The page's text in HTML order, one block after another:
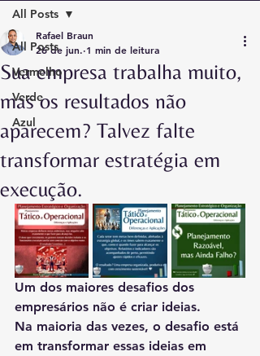
All Posts
Vermelho
Verde
Azul
All Posts
Sua empresa trabalha muito,
mas os resultados não
aparecem? Talvez falte
transformar estratégia em
execução.
Rafael Braun
26 de jun. 1 min de leitura
Um dos maiores desafios dos
empresários não é criar ideias.
Na maioria das vezes, o desafio está
em transformar essas ideias em